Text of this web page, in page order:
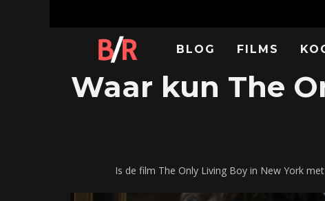
BLOG FILMS
Waar kun The
Is de film The Only Living Boy in New York